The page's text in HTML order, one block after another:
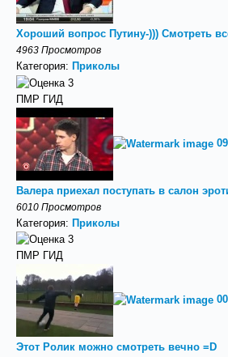
Хороший вопрос Путину-))) Смотреть
4963 Просмотров
Категория: Приколы
ПМР ГИД
Валера приехал поступать в салон
6010 Просмотров
Категория: Приколы
ПМР ГИД
Этот Ролик можно смотреть вечно =D